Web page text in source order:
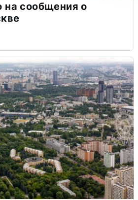
на сообщения о